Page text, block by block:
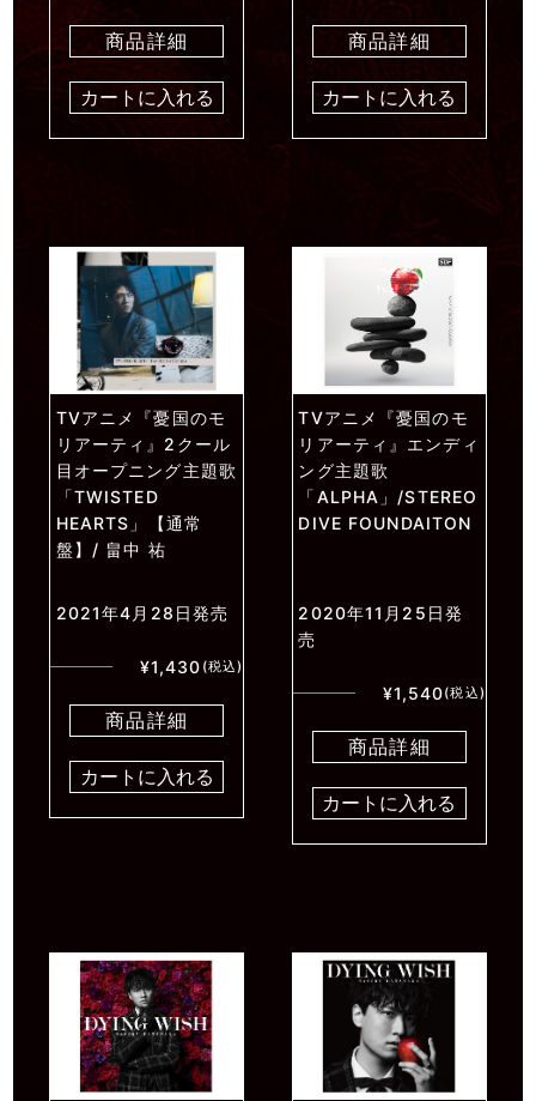
商品詳細
カートに入れる
商品詳細
カートに入れる
TVアニメ『憂国のモ
リアーティ』2クール
目オープニング主題歌
「TWISTED
HEARTS」【通常
盤】/ 畠中 祐
2021年4月28日発売
¥1,430 (税込)
商品詳細
カートに入れる
TVアニメ『憂国のモ
リアーティ』エンディ
ング主題歌
「ALPHA」/STEREO
DIVE FOUNDAITON
2020年11月25日発
売
¥1,540(税込)
商品詳細
カートに入れる